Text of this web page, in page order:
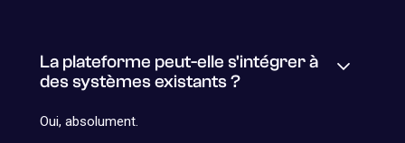
La plateforme peut-elle s'intégrer à
des systèmes existants ?
Oui, absolument.